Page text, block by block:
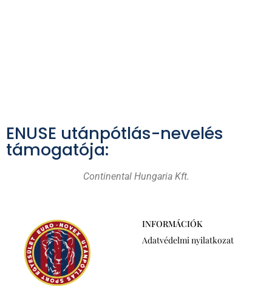
ENUSE utánpótlás-nevelés
támogatója:
Continental Hungaria Kft.
INFORMÁCIÓK
Adatvédelmi nyilatkozat